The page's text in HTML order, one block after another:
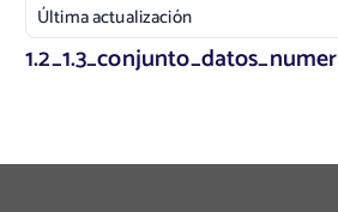
Última actualización